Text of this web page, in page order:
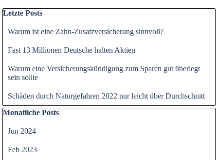
Block überspringen Letzte Posts
Letzte Posts
Warum ist eine Zahn-Zusatzversicherung sinnvoll?
Fast 13 Millionen Deutsche halten Aktien
Warum eine Versicherungskündigung zum Sparen gut überlegt
sein sollte
Schäden durch Naturgefahren 2022 nur leicht über Durchschnitt
Block überspringen Monatliche Posts
Monatliche Posts
Jun 2024
Feb 2023